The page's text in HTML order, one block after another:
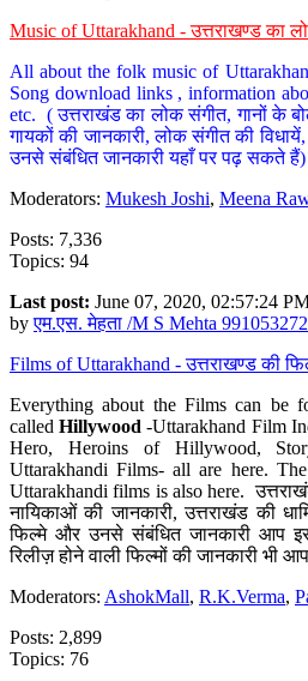
Music of Uttarakhand - उत्तराखण्ड का
All about the folk music of
Song download links , information
etc. ( उत्तराखंड का लोक संगीत, गानों के
गायकों की जानकारी, लोक संगीत की
उनसे संबंधित जानकारी यहाँ पर पढ़ सकते हैं)
Moderators: Mukesh Joshi, Meena
Posts: 7,336
Topics: 94
Last post: June 07, 2020, 02:57:24
byएम.एस. मेहता /M S Mehta
Films of Uttarakhand - उत्तराखण्ड की
Everything about the Films can be
calledHillywood-Uttarakhand Film
Hero, Heroins of Hillywood,
Uttarakhandi Films- all are here.
Uttarakhandi films is also here.
नायिकाओं की जानकारी, उत्तराखंड की
फिल्मे और उनसे संबंधित जानकारी आप
रिलीज़ होने वाली फिल्मों की जानकारी भी
Moderators: AshokMall, R.K.Verma,
Posts: 2,899
Topics: 76